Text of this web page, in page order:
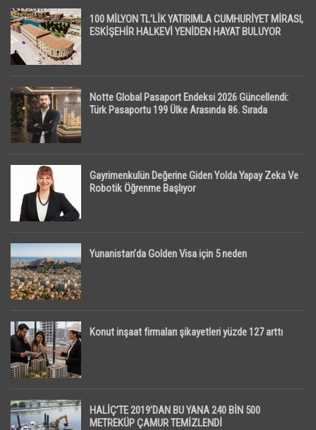
100 MİLYON TL’LİK YATIRIMLA CUMHURİYET MİRASI,
ESKİŞEHİR HALKEVİ YENİDEN HAYAT BULUYOR
Notte Global Pasaport Endeksi 2026 Güncellendi:
Türk Pasaportu 199 Ülke Arasında 86. Sırada
Gayrimenkulün Değerine Giden Yolda Yapay Zeka Ve
Robotik Öğrenme Başlıyor
Yunanistan’da Golden Visa için 5 neden
Konut inşaat firmaları şikayetleri yüzde 127 arttı
HALİÇ’TE 2019’DAN BU YANA 240 BİN 500
METREKÜP ÇAMUR TEMİZLENDİ